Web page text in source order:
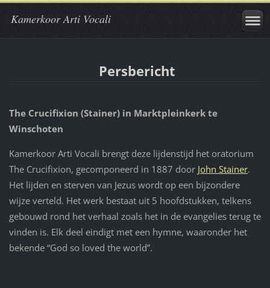
Kamerkoor Arti Vocali
Persbericht
The Crucifixion (Stainer) in Marktpleinkerk te
Winschoten
Kamerkoor Arti Vocali brengt deze lijdenstijd het oratorium
The Crucifixion, gecomponeerd in 1887 door John Stainer.
Het lijden en sterven van Jezus wordt op een bijzondere
wijze verteld. Het werk bestaat uit 5 hoofdstukken, telkens
gebouwd rond het verhaal zoals het in de evangelies terug te
vinden is. Elk deel eindigt met een hymne, waaronder het
bekende “God so loved the world”.